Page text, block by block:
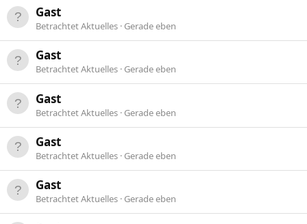
Gast
Betrachtet Aktuelles Gerade eben
Gast
Betrachtet Aktuelles Gerade eben
Gast
Betrachtet Aktuelles Gerade eben
Gast
Betrachtet Aktuelles Gerade eben
Gast
Betrachtet Aktuelles Gerade eben